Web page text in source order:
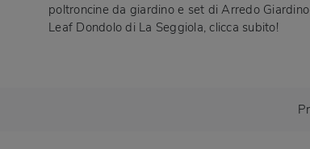
poltroncine da giardino e set di Arredo
Leaf Dondolo di La Seggiola, clicca subito!